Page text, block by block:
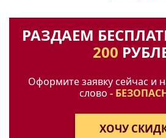
РАЗДАЕМ
200
Оформите заявку сейчас и
слово -